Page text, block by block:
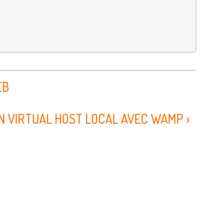
VIRTUAL HOST LOCAL AVEC WAMP ›